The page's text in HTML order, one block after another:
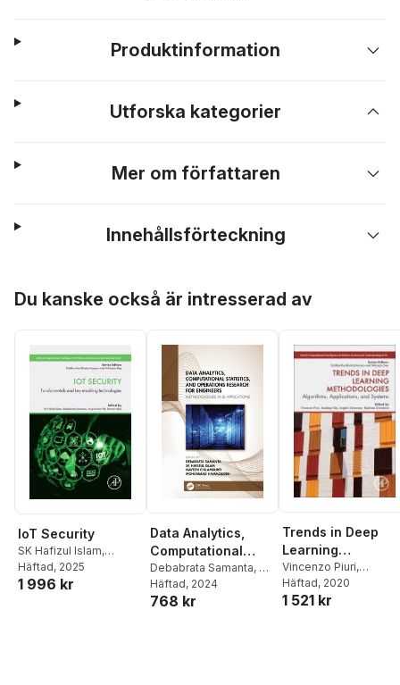
Produktinformation
Utforska kategorier
Mer om författaren
Innehållsförteckning
Du kanske också är intresserad av
IoT Security
SK Hafizul Islam,
Debabrata Samanta
Arup Kumar Pal
Häftad, 2025
1 996 kr
Data Analytics,
Computational
Statistics, and
Operations
Research for
Debabrata Samanta, SK
Hafizul Islam
Chilamkurti
Häftad, 2024
768 kr
Trends in Deep
Learning
Methodologies
Vincenzo Piuri,
Sandeep Raj
Genovese
Häftad, 2020
1 521 kr